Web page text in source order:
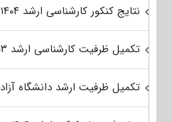
نتایج کنکور کارشناسی ارشد ۱۴۰۴
تکمیل ظرفیت کارشناسی ارشد ۱۴۰۳
تکمیل ظرفیت ارشد دانشگاه آزاد ۱۴۰۳